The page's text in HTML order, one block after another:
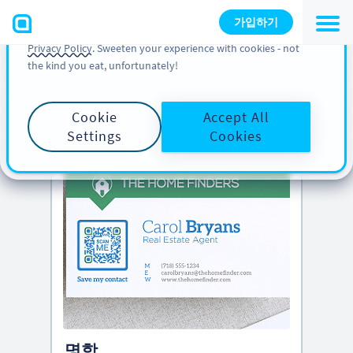
가입하기
PRO TIP
You can also find more information about cookies, our
analytic activities and your rights in our
Cookie Policy and
Privacy Policy. Sweeten your experience with cookies - not
the kind you eat, unfortunately!
Cookie
Settings
Accept All
Cookies